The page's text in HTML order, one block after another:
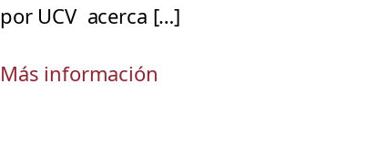
por UCV acerca […]
Más información